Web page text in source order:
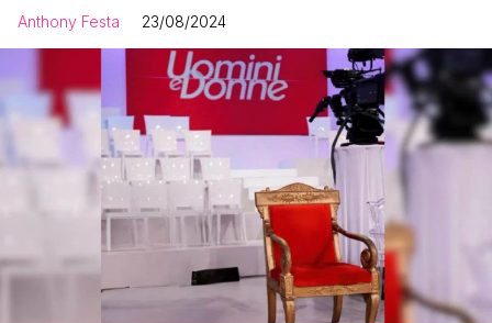
Anthony Festa 23/08/2024